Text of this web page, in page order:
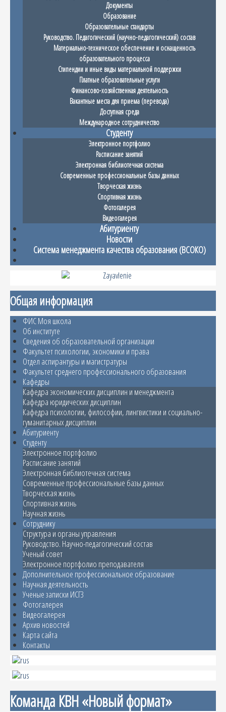
Документы
Образование
Образовательные стандарты
Руководство. Педагогический (научно-педагогический) состав
Материально-техническое обеспечение и оснащенность
образовательного процесса
Стипендии и иные виды материальной поддержки
Платные образовательные услуги
Финансово-хозяйственная деятельность
Вакантные места для приема (перевода)
Доступная среда
Международное сотрудничество
Студенту
Электронное портфолио
Расписание занятий
Электронная библиотечная система
Современные профессиональные базы данных
Творческая жизнь
Спортивная жизнь
Фотогалерея
Видеогалерея
Абитуриенту
Новости
Система менеджмента качества образования (ВСОКО)
Общая информация
ФИС Моя школа
Об институте
Сведения об образовательной организации
Факультет психологии, экономики и права
Отдел аспирантуры и магистратуры
Факультет среднего профессионального образования
Кафедры
Кафедра экономических дисциплин и менеджмента
Кафедра юридических дисциплин
Кафедра психологии, философии, лингвистики и социально-
гуманитарных дисциплин
Абитуриенту
Студенту
Электронное портфолио
Расписание занятий
Электронная библиотечная система
Современные профессиональные базы данных
Творческая жизнь
Спортивная жизнь
Научная жизнь
Сотруднику
Структура и органы управления
Руководство. Научно-педагогический состав
Ученый совет
Электронное портфолио преподавателя
Дополнительное профессиональное образование
Научная деятельность
Ученые записки ИСГЗ
Фотогалерея
Видеогалерея
Архив новостей
Карта сайта
Контакты
Команда КВН «Новый формат»